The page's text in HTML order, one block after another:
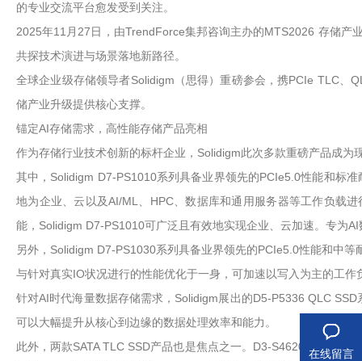
的专业交流平台愈发受到关注。
2025年11月27日，由TrendForce集邦咨询主办的MTS2026 存储产
共探技术演进与场景落地新路径。
全球企业级存储领导者Solidigm（思得）重磅参会，携PCIe TLC、
储产业升级提供核心支撑。
锚定AI存储需求，高性能存储产品亮相
作为存储行业技术创新的标杆企业，Solidigm此次多款重磅产品成为
其中，Solidigm D7-PS1010系列具备业界领先的PCIe5.0性能和标
地为企业、云以及AI/ML、HPC、数据库和通用服务器等工作负载
能，Solidigm D7-PS1010可广泛且有效地实现企业、云加速。专为
另外，Solidigm D7-PS1030系列具备业界领先的PCIe5.0性能和中
与针对真实IO状况进行的性能优化于一身，可加速以写入为主的工
针对AI时代海量数据存储需求，Solidigm展出的D5-P5336 QLC
可以大幅提升从核心到边缘的数据处理效率和能力。
此外，两款SATA TLC SSD产品也是焦点之一。D3-S4620中等耐用
在线留言